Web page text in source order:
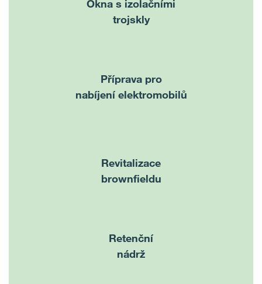
Okna s izolačními
trojskly
Příprava pro
nabíjení elektromobilů
Revitalizace
brownfieldu
Retenční
nádrž